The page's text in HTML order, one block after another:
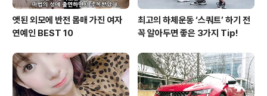
앳된 외모에 반전 몸매 가진 여자
연예인 BEST 10
최고의 하체운동 ‘스쿼트’ 하기 전
꼭 알아두면 좋은 3가지 Tip!